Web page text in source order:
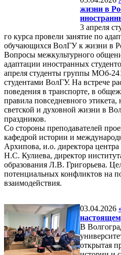
жизни в
3 апреля
го курса провели занятие по
обучающихся ВолГУ к жизни в
Вопросы межкультурного
адаптации иностранных
апреля студенты группы МОб-
студентами ВолГУ. На встрече
поведения в транспорте, в
правила повседневного
светской и духовной жизни в
праздников.
Со стороны преподавателей
кафедрой истории и
Архипова, и.о. директора
Н.С. Кулиева, директор
образования Л.В. Григорьева.
потенциальных конфликтов на
взаимодействия.
03.04.2026
В
открытая